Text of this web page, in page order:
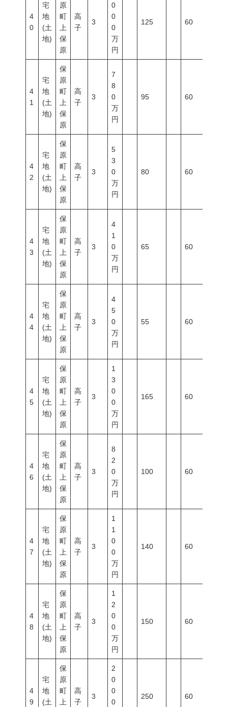
4
0
宅
地
(土
地)
原
町
上
保
原
高
子
3
0
0
0
万
円
125 60
4
1
宅
地
(土
地)
保
原
町
上
保
原
高
子
3
7
8
0
万
円
95 60
4
2
宅
地
(土
地)
保
原
町
上
保
原
高
子
3
5
3
0
万
円
80 60
4
3
宅
地
(土
地)
保
原
町
上
保
原
高
子
3
4
1
0
万
円
65 60
4
4
宅
地
(土
地)
保
原
町
上
保
原
高
子
3
4
5
0
万
円
55 60
4
5
宅
地
(土
地)
保
原
町
上
保
原
高
子
3
1
3
0
0
万
円
165 60
4
6
宅
地
(土
地)
保
原
町
上
保
原
高
子
3
8
2
0
万
円
100 60
4
7
宅
地
(土
地)
保
原
町
上
保
原
高
子
3
1
1
0
0
万
円
140 60
4
8
宅
地
(土
地)
保
原
町
上
保
原
高
子
3
1
2
0
0
万
円
150 60
4
9
宅
地
(土
保
原
町
上
高
子
3
2
0
0
0
250 60